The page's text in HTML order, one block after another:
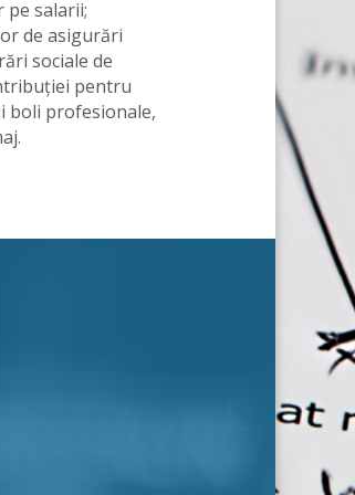
pe salarii;
de asigurări
sociale de
pentru
boli profesionale,